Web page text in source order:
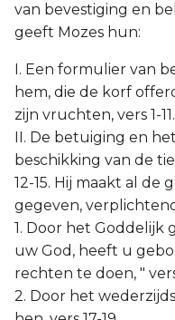
van bevestiging en
geeft Mozes hun:
I. Een formulier van
hem, die de korf
zijn vruchten, vers 1-11.
II. De betuiging en
beschikking van de
12-15. Hij maakt al de
gegeven,
1. Door het Goddelijk
uw God, heeft u
rechten te doen, " vers
2. Door het